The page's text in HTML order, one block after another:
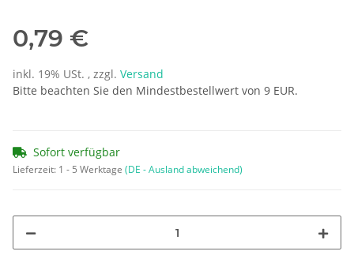
0,79 €
inkl. 19% USt. , zzgl. Versand
Bitte beachten Sie den Mindestbestellwert von 9 EUR.
Sofort verfügbar
Lieferzeit: 1 - 5 Werktage (DE - Ausland abweichend)